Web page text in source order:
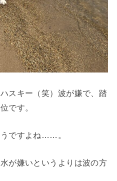
スキー（笑）波が嫌で、踏
です。
ですよね……。
が嫌いというよりは波の方